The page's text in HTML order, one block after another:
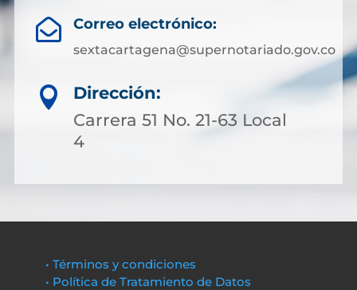
 Correo electrónico:
sextacartagena@supernotariado.gov.co

Dirección:
Carrera 51 No. 21-63 Local
4
• Términos y condiciones
• Política de Tratamiento de Datos